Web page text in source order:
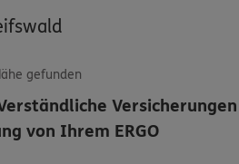
Leistungsfall melden
gefunden
Versicherungen
von Ihrem ERGO